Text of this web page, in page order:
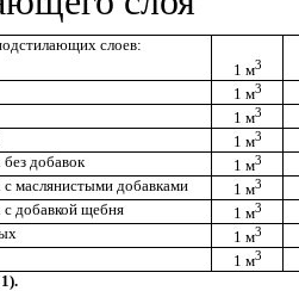
слоев:
1 м3
1 м3
1 м3
1 м3
добавок 1 м3
с маслянистыми добавками 1 м3
добавкой щебня 1 м3
1 м3
1 м3